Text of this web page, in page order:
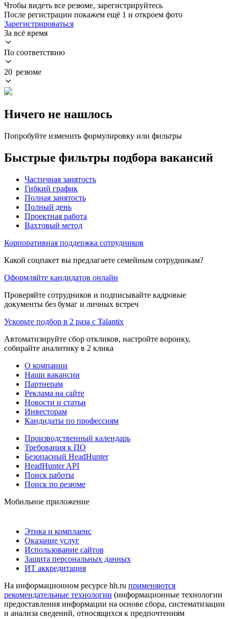
Чтобы видеть все резюме, зарегистрируйтесь
После регистрации покажем ещё 1 и откроем фото
Зарегистрироваться
За всё время
По соответствию
20 резюме
Ничего не нашлось
Попробуйте изменить формулировку или фильтры
Быстрые фильтры подбора вакансий
Частичная занятость
Гибкий график
Полная занятость
Полный день
Проектная работа
Вахтовый метод
Корпоративная поддержка сотрудников
Какой соцпакет вы предлагаете семейным сотрудникам?
Оформляйте кандидатов онлайн
Проверяйте сотрудников и подписывайте кадровые
документы без бумаг и личных встреч
Ускорьте подбор в 2 раза с Talantix
Автоматизируйте сбор откликов, настройте воронку,
собирайте аналитику в 2 клика
О компании
Наши вакансии
Партнерам
Реклама на сайте
Новости и статьи
Инвесторам
Кандидаты по профессиям
Производственный календарь
Требования к ПО
Безопасный HeadHunter
HeadHunter API
Поиск работы
Поиск по резюме
Мобильное приложение
Этика и комплаенс
Оказание услуг
Использование сайтов
Защита персональных данных
ИТ аккредитация
На информационном ресурсе hh.ru применяются
рекомендательные технологии (информационные технологии
предоставления информации на основе сбора, систематизации
и анализа сведений, относящихся к предпочтениям